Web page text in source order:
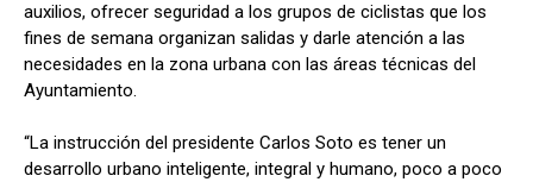
auxilios, ofrecer seguridad a los grupos de ciclistas que los
fines de semana organizan salidas y darle atención a las
necesidades en la zona urbana con las áreas técnicas del
Ayuntamiento.
“La instrucción del presidente Carlos Soto es tener un
desarrollo urbano inteligente, integral y humano, poco a poco